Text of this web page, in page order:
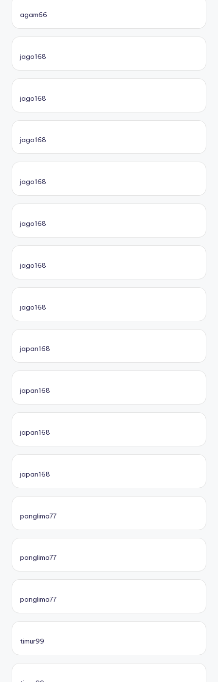
agam66
jago168
jago168
jago168
jago168
jago168
jago168
jago168
japan168
japan168
japan168
japan168
panglima77
panglima77
panglima77
timur99